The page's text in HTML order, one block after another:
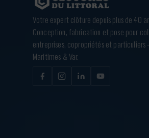
Votre expert clôture depuis plus de 40
Conception, fabrication et pose pour
entreprises, copropriétés et particuliers
Maritimes & Var.